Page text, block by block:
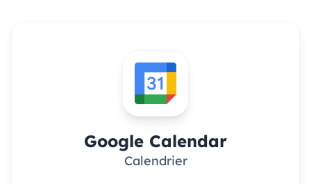
Google Calendar
Calendrier